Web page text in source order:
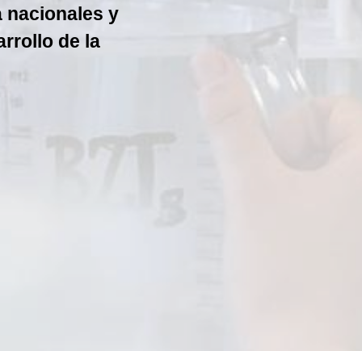
nacionales y
de la